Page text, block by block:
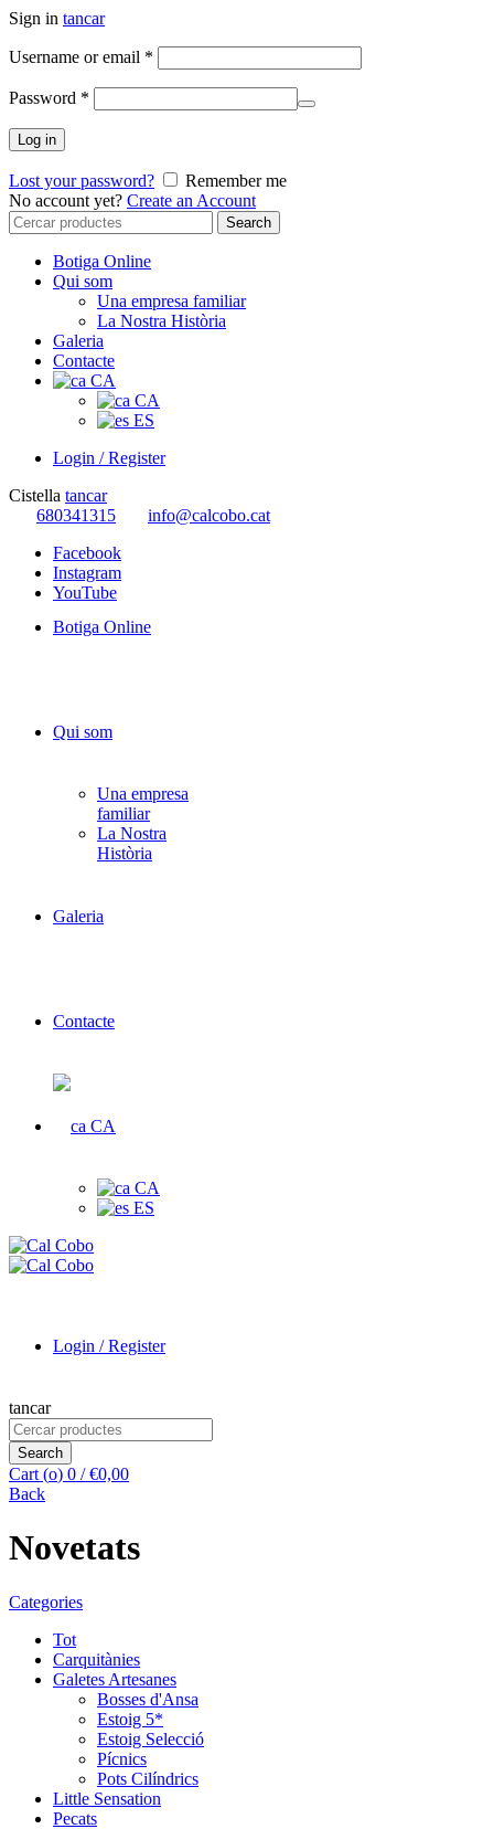
Sign in tancar
Username or email *
Password *
Log in
Lost your password?
Remember me
No account yet? Create an Account
Search
for:
Search
Botiga Online
Qui som
Una empresa familiar
La Nostra Història
Galeria
Contacte
CA
CA
ES
Login / Register
Cistella tancar
680341315
info@calcobo.cat
Facebook
Instagram
YouTube
Botiga Online
Qui som
Una empresa
familiar
La Nostra
Història
Galeria
Contacte
CA
CA
ES
Login / Register
tancar
Search
for:
Search
Cart (o) 0 / €0,00
Back
Novetats
Categories
Tot
Carquitànies
Galetes Artesanes
Bosses d'Ansa
Estoig 5*
Estoig Selecció
Pícnics
Pots Cilíndrics
Little Sensation
Pecats